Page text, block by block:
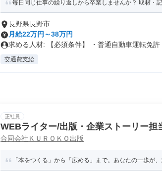
毎日同じ仕事の繰り返しから卒業しませんか？ 取材・
長野県長野市
月給22万円～38万円
求める人材: 【必須条件】 ・普通自動車運転免許
交通費支給
正社員
WEBライター/出版・企業ストーリー担
合同会社ＫＵＲＯＫＯ出版
「本をつくる」から「広める」まで。あなたの一歩が